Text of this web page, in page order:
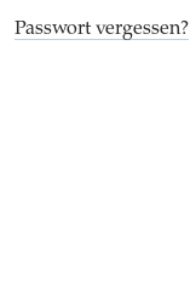
Passwort vergessen?